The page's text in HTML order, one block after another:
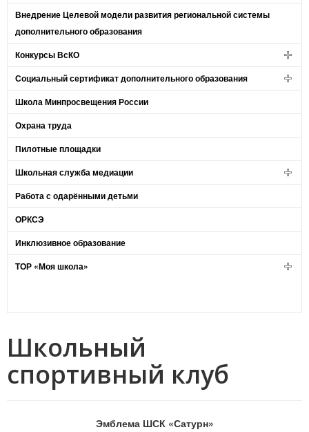
Внедрение Целевой модели развития региональной системы
дополнительного образования
Конкурсы ВсКО
Социальный сертификат дополнительного образования
Школа Минпросвещения России
Охрана труда
Пилотные площадки
Школьная служба медиации
Работа с одарёнными детьми
ОРКСЭ
Инклюзивное образование
ТОР «Моя школа»
Школьный
спортивный клуб
Эмблема ШСК «Сатурн»